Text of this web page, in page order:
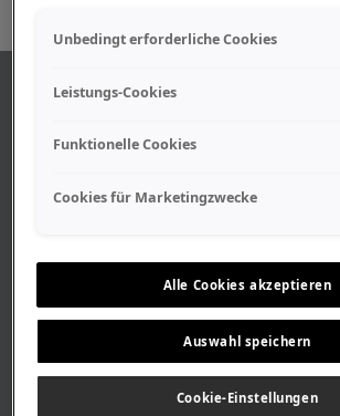
Geschäftszeiten
Stellenangebote
Geschichte
CUSTOMER INFO
Unbedingt erforderliche Cookies
Leistungs-Cookies
Funktionelle Cookies
Cookies für Marketingzwecke
Alle Cookies akzeptieren
Auswahl speichern
Cookie-Einstellungen